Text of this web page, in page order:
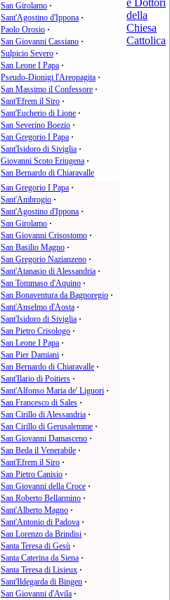
San Girolamo ·
Sant'Agostino d'Ippona ·
Paolo Orosio ·
San Giovanni Cassiano ·
Sulpicio Severo ·
San Leone I Papa ·
Pseudo-Dionigi l'Areopagita ·
San Massimo il Confessore ·
Sant'Efrem il Siro ·
Sant'Eucherio di Lione ·
San Severino Boezio ·
San Gregorio I Papa ·
Sant'Isidoro di Siviglia ·
Giovanni Scoto Eriugena ·
San Bernardo di Chiaravalle
San Gregorio I Papa ·
Sant'Ambrogio ·
Sant'Agostino d'Ippona ·
San Girolamo ·
San Giovanni Crisostomo ·
San Basilio Magno ·
San Gregorio Nazianzeno ·
Sant'Atanasio di Alessandria ·
San Tommaso d'Aquino ·
San Bonaventura da Bagnoregio ·
Sant'Anselmo d'Aosta ·
Sant'Isidoro di Siviglia ·
San Pietro Crisologo ·
San Leone I Papa ·
San Pier Damiani ·
San Bernardo di Chiaravalle ·
Sant'Ilario di Poitiers ·
Sant'Alfonso Maria de' Liguori ·
San Francesco di Sales ·
San Cirillo di Alessandria ·
San Cirillo di Gerusalemme ·
San Giovanni Damasceno ·
San Beda il Venerabile ·
Sant'Efrem il Siro ·
San Pietro Canisio ·
San Giovanni della Croce ·
San Roberto Bellarmino ·
Sant'Alberto Magno ·
Sant'Antonio di Padova ·
San Lorenzo da Brindisi ·
Santa Teresa di Gesù ·
Santa Caterina da Siena ·
Santa Teresa di Lisieux ·
Sant'Ildegarda di Bingen ·
San Giovanni d'Avila ·